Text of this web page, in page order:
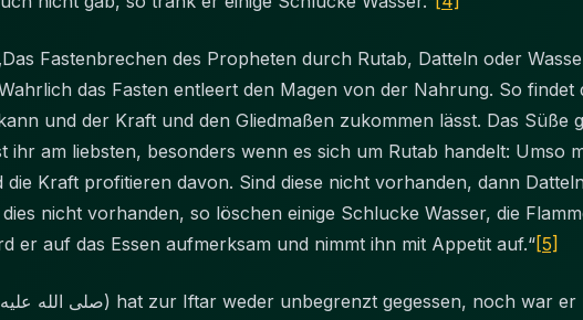
Fastenbrechen des Propheten durch Rutab, Datteln oder
das Fasten entleert den Magen von der Nahrung. So findet
und der Kraft und den Gliedmaßen zukommen lässt. Das Süße
ihr am liebsten, besonders wenn es sich um Rutab handelt: Umso
die Kraft profitieren davon. Sind diese nicht vorhanden, dann
nicht vorhanden, so löschen einige Schlucke Wasser, die
er auf das Essen aufmerksam und nimmt ihn mit Appetit auf.“[5]